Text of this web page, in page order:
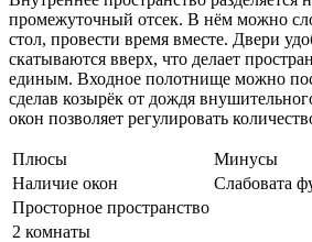
промежуточный отсек. В нём можно
стол, провести время вместе. Двери
скатываются вверх, что делает
единым. Входное полотнище можно
сделав козырёк от дождя
окон позволяет регулировать
Плюсы
Минусы
Наличие окон
Слабовата
Просторное пространство
2 комнаты